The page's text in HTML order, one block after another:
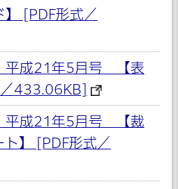
】 [PDF形式／
平成21年5月号 【表
433.06KB]
平成21年5月号 【裁
】 [PDF形式／